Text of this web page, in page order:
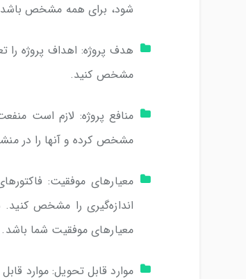
شود، برای همه مشخص
هدف پروژه: اهداف پروژه را
مشخص کنید.
منافع پروژه: لازم است
مشخص کرده و آنها را در
معیارهای موفقیت:
اندازه‌گیری را مشخص
معیارهای موفقیت شما باشد.
موارد قابل تحویل: موارد